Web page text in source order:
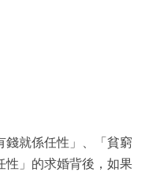
錢就係任性」、「貧窮
性」的求婚背後，如果